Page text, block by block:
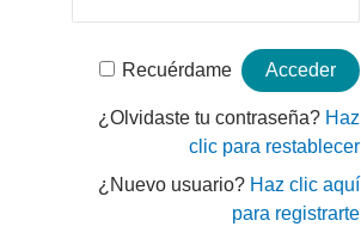
Recuérdame
¿Olvidaste tu contraseña? Haz
clic para restablecer
¿Nuevo usuario? Haz clic aquí
para registrarte